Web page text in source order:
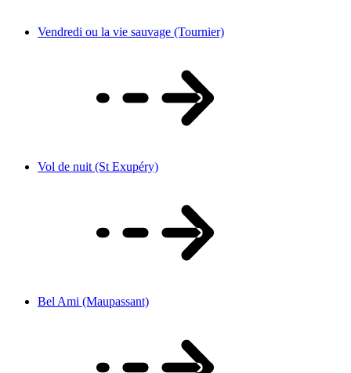
Vendredi ou la vie sauvage (Tournier)
Vol de nuit (St Exupéry)
Bel Ami (Maupassant)